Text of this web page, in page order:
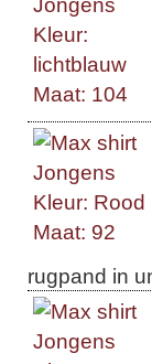
rugpand in